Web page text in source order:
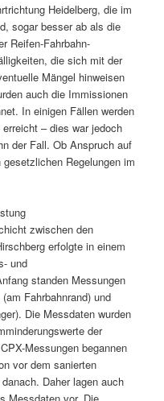
Heidelberg, die im
sogar besser ab als die
Reifen-Fahrbahn-
die sich mit der
Mängel hinweisen
auch die Immissionen
In einigen Fällen werden
– dies war jedoch
der Fall. Ob Anspruch auf
Regelungen im
zwischen den
erfolgte in einem
und
standen Messungen
Fahrbahnrand) und
Die Messdaten wurden
der
Messungen begannen
vor dem sanierten
Daher lagen auch